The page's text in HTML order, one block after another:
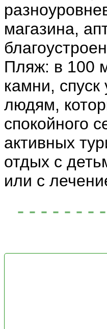
магазина,
Пляж: в 100
камни,
людям,
спокойного
активных
отдых с
или с
- - - - - - -